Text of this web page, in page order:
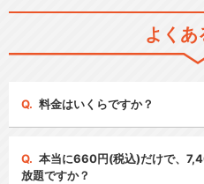
よくあ
料金はいくらですか？
本当に660円(税込)だけで、
放題ですか？